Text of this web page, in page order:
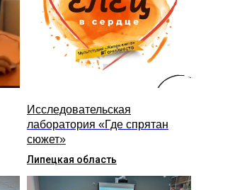
Исследовательская
лаборатория «Где спрятан
сюжет»
Липецкая область